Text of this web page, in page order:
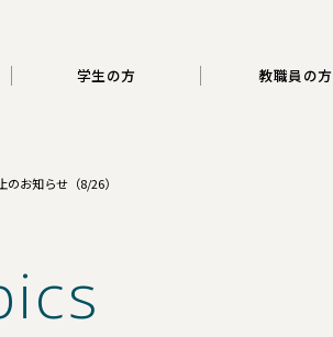
学生の方 教職員の方
のお知らせ（8/26）